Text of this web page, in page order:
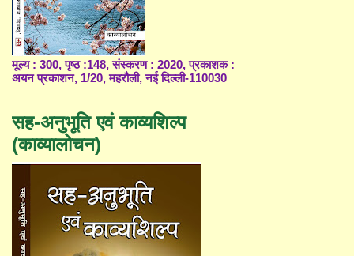
मूल्य : 300, पृष्ठ :148, संस्करण : 2020, प्रकाशक :
अयन प्रकाशन, 1/20, महरौली, नई दिल्ली-110030
सह-अनुभूति एवं काव्यशिल्प
(काव्यालोचन)